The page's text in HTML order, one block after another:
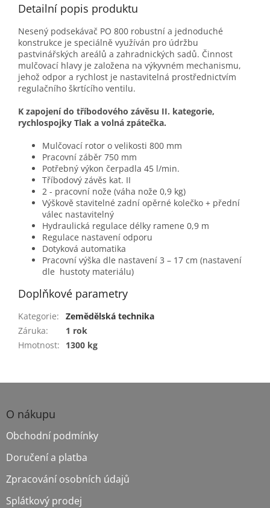
Detailní popis produktu
Nesený podsekávač PO 800 robustní a jednoduché
konstrukce je speciálně využíván pro údržbu
pastvinářských areálů a zahradnických sadů. Činnost
mulčovací hlavy je založena na výkyvném mechanismu,
jehož odpor a rychlost je nastavitelná prostřednictvím
regulačního škrtícího ventilu.
K zapojení do tříbodového závěsu II. kategorie,
rychlospojky Tlak a volná zpátečka.
Mulčovací rotor o velikosti 800 mm
Pracovní záběr 750 mm
Potřebný výkon čerpadla 45 l/min.
Tříbodový závěs kat. II
2 - pracovní nože (váha nože 0,9 kg)
Výškově stavitelné zadní opěrné kolečko + přední
válec nastavitelný
Hydraulická regulace délky ramene 0,9 m
Regulace nastavení odporu
Dotyková automatika
Pracovní výška dle nastavení 3 – 17 cm (nastavení
dle hustoty materiálu)
Doplňkové parametry
Kategorie:
Zemědělská technika
Záruka:
1 rok
Hmotnost: 1300 kg
Z
O nákupu
Obchodní podmínky
Doručení a platba
Zpracování osobních údajů
Splátkový prodej